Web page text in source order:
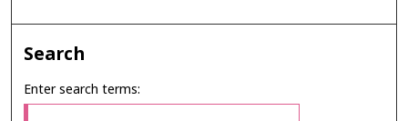
Search
Enter search terms: